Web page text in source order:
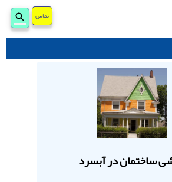
برای:
تماس
ساختمان در آبسرد